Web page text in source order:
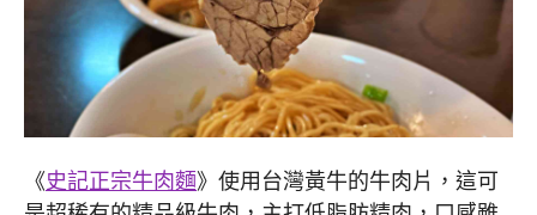
《史記正宗牛肉麵》使用台灣黃牛的牛肉片，這可